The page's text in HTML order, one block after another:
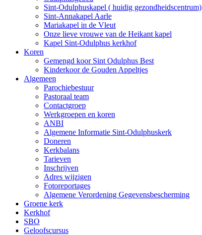
Sint-Odulphuskapel ( huidig gezondheidscentrum)
Sint-Annakapel Aarle
Mariakapel in de Vleut
Onze lieve vrouwe van de Heikant kapel
Kapel Sint-Odulphus kerkhof
Koren
Gemengd koor Sint Odulphus Best
Kinderkoor de Gouden Appeltjes
Algemeen
Parochiebestuur
Pastoraal team
Contactgroep
Werkgroepen en koren
ANBI
Algemene Informatie Sint-Odulphuskerk
Doneren
Kerkbalans
Tarieven
Inschrijven
Adres wijzigen
Fotoreportages
Algemene Verordening Gegevensbescherming
Groene kerk
Kerkhof
SBO
Geloofscursus